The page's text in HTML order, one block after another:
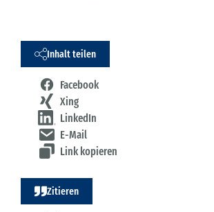
Inhalt teilen
Facebook
Xing
LinkedIn
E-Mail
Link kopieren
Zitieren